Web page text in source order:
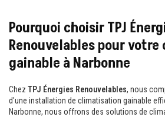
Pourquoi choisir TPJ
Renouvelables pour
gainable à Narbonne
Chez TPJ Énergies Renouvelables, nous
d'une installation de climatisation gainable
Narbonne, nous offrons des solutions de